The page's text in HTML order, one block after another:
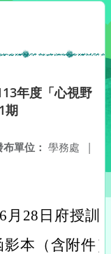
年度「心視野
期
布單位： 學務處 |
月28日府授訓
本（含附件